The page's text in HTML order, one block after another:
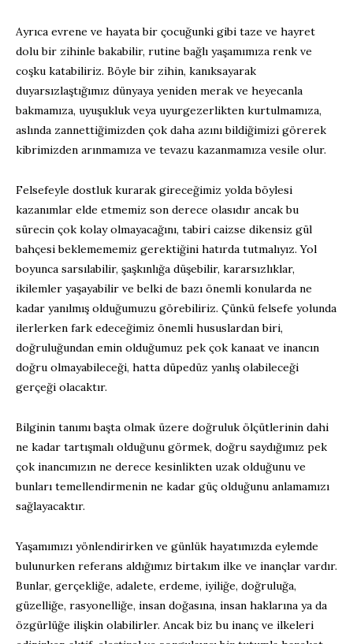
Ayrıca evrene ve hayata bir çocuğunki gibi taze ve hayret
dolu bir zihinle bakabilir, rutine bağlı yaşamımıza renk ve
coşku katabiliriz. Böyle bir zihin, kanıksayarak
duyarsızlaştığımız dünyaya yeniden merak ve heyecanla
bakmamıza, uyuşukluk veya uyurgezerlikten kurtulmamıza,
aslında zannettiğimizden çok daha azını bildiğimizi görerek
kibrimizden arınmamıza ve tevazu kazanmamıza vesile olur.
Felsefeyle dostluk kurarak gireceğimiz yolda böylesi
kazanımlar elde etmemiz son derece olasıdır ancak bu
sürecin çok kolay olmayacağını, tabiri caizse dikensiz gül
bahçesi beklemememiz gerektiğini hatırda tutmalıyız. Yol
boyunca sarsılabilir, şaşkınlığa düşebilir, kararsızlıklar,
ikilemler yaşayabilir ve belki de bazı önemli konularda ne
kadar yanılmış olduğumuzu görebiliriz. Çünkü felsefe yolunda
ilerlerken fark edeceğimiz önemli hususlardan biri,
doğruluğundan emin olduğumuz pek çok kanaat ve inancın
doğru olmayabileceği, hatta düpedüz yanlış olabileceği
gerçeği olacaktır.
Bilginin tanımı başta olmak üzere doğruluk ölçütlerinin dahi
ne kadar tartışmalı olduğunu görmek, doğru saydığımız pek
çok inancımızın ne derece kesinlikten uzak olduğunu ve
bunları temellendirmenin ne kadar güç olduğunu anlamamızı
sağlayacaktır.
Yaşamımızı yönlendirirken ve günlük hayatımızda eylemde
bulunurken referans aldığımız birtakım ilke ve inançlar vardır.
Bunlar, gerçekliğe, adalete, erdeme, iyiliğe, doğruluğa,
güzelliğe, rasyonelliğe, insan doğasına, insan haklarına ya da
özgürlüğe ilişkin olabilirler. Ancak biz bu inanç ve ilkeleri